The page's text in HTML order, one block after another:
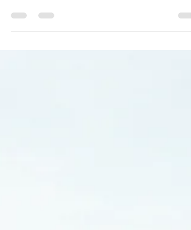
Bitwarden est un des moyens le plus facile
sûr pour stocker tous vos identifiants et